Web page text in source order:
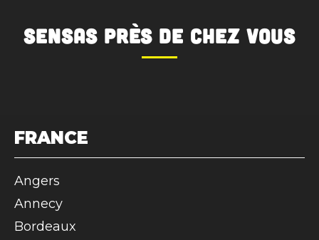
SENSAS près de chez vous
FRANCE
Angers
Annecy
Bordeaux